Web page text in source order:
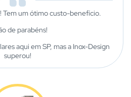
Tem um ótimo custo-benefício.
de parabéns!
aqui em SP, mas a Inox-Design
superou!